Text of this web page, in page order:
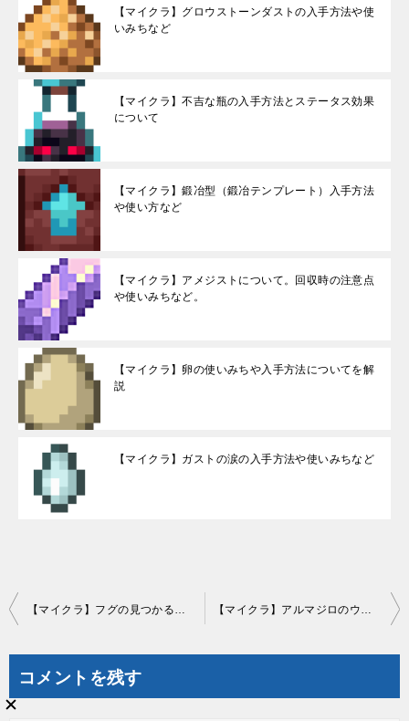
【マイクラ】グロウストーンダストの入手方法や使
いみちなど
【マイクラ】不吉な瓶の入手方法とステータス効果
について
【マイクラ】鍛冶型（鍛冶テンプレート）入手方法
や使い方など
【マイクラ】アメジストについて。回収時の注意点
や使いみちなど。
【マイクラ】卵の使いみちや入手方法についてを解
説
【マイクラ】ガストの涙の入手方法や使いみちなど
投
ビ
【マイクラ】フグの見つかる場所やアイテム「フグ」の使いみちなど 【マイクラ】アルマジロのウロコの入手方法や使いみち
コメントを残す